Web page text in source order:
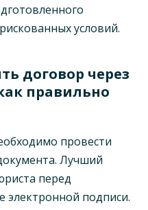
условий.
договор через
правильно
провести
Лучший
перед
электронной подписи.